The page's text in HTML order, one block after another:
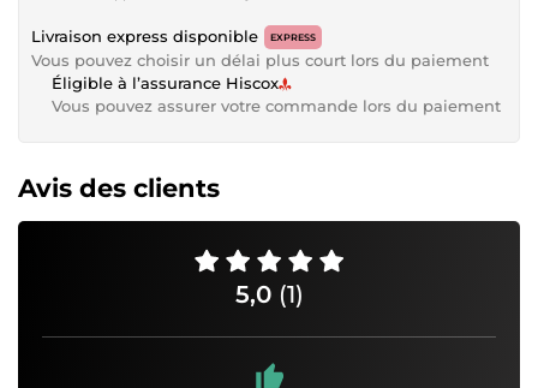
Livraison express disponible EXPRESS
Vous pouvez choisir un délai plus court lors du paiement
Éligible à l’assurance Hiscox
Vous pouvez assurer votre commande lors du paiement
Avis des clients
5,0 (1)